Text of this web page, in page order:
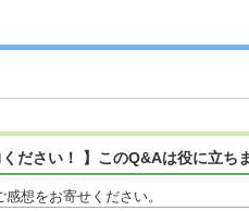
ださい！ 】このQ&Aは役に立ち
感想をお寄せください。